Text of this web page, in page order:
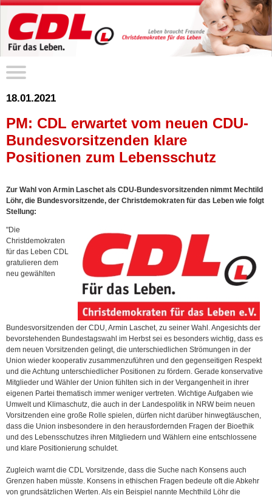
18.01.2021
PM: CDL erwartet vom neuen CDU-
Bundesvorsitzenden klare
Positionen zum Lebensschutz
Zur Wahl von Armin Laschet als CDU-Bundesvorsitzenden nimmt Mechtild
Löhr, die Bundesvorsitzende, der Christdemokraten für das Leben wie folgt
Stellung:
"Die
Christdemokraten
für das Leben CDL
gratulieren dem
neu gewählten
Bundesvorsitzenden der CDU, Armin Laschet, zu seiner Wahl. Angesichts der
bevorstehenden Bundestagswahl im Herbst sei es besonders wichtig, dass es
dem neuen Vorsitzenden gelingt, die unterschiedlichen Strömungen in der
Union wieder kooperativ zusammenzuführen und den gegenseitigen Respekt
und die Achtung unterschiedlicher Positionen zu fördern. Gerade konservative
Mitglieder und Wähler der Union fühlten sich in der Vergangenheit in ihrer
eigenen Partei thematisch immer weniger vertreten. Wichtige Aufgaben wie
Umwelt und Klimaschutz, die auch in der Landespolitik in NRW beim neuen
Vorsitzenden eine große Rolle spielen, dürfen nicht darüber hinwegtäuschen,
dass die Union insbesondere in den herausfordernden Fragen der Bioethik
und des Lebensschutzes ihren Mitgliedern und Wählern eine entschlossene
und klare Positionierung schuldet.
Zugleich warnt die CDL Vorsitzende, dass die Suche nach Konsens auch
Grenzen haben müsste. Konsens in ethischen Fragen bedeute oft die Abkehr
von grundsätzlichen Werten. Als ein Beispiel nannte Mechthild Löhr die